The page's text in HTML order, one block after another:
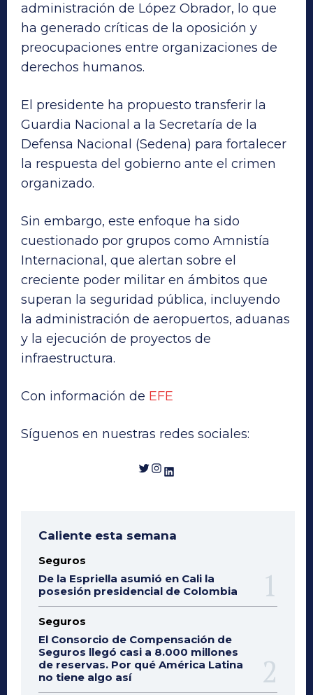
administración de López Obrador, lo que
ha generado críticas de la oposición y
preocupaciones entre organizaciones de
derechos humanos.
El presidente ha propuesto transferir la
Guardia Nacional a la Secretaría de la
Defensa Nacional (Sedena) para fortalecer
la respuesta del gobierno ante el crimen
organizado.
Sin embargo, este enfoque ha sido
cuestionado por grupos como Amnistía
Internacional, que alertan sobre el
creciente poder militar en ámbitos que
superan la seguridad pública, incluyendo
la administración de aeropuertos, aduanas
y la ejecución de proyectos de
infraestructura.
Con información de EFE
Síguenos en nuestras redes sociales:
Twitter InstagramLinkedIn
Caliente esta semana
Seguros
De la Espriella asumió en Cali la
posesión presidencial de Colombia
Seguros
El Consorcio de Compensación de
Seguros llegó casi a 8.000 millones
de reservas. Por qué América Latina
no tiene algo así